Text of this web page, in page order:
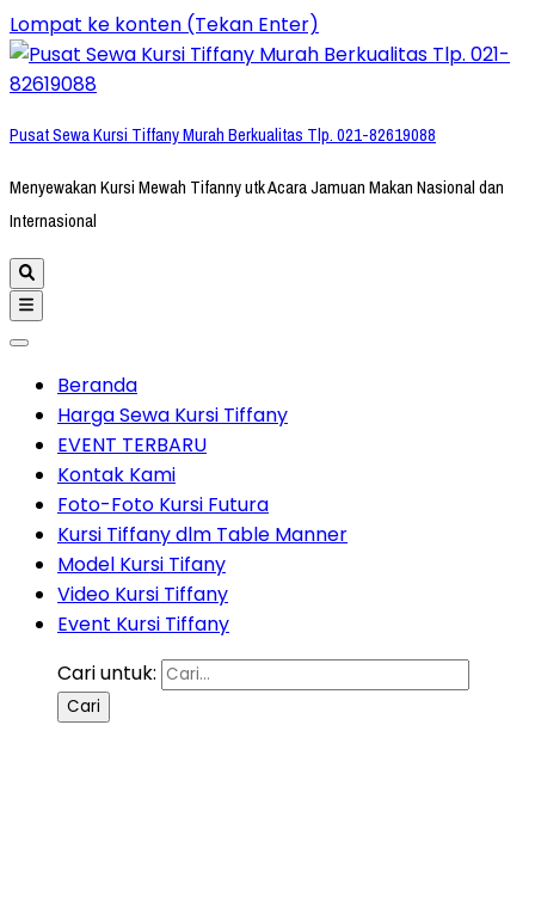
Lompat ke konten (Tekan Enter)
Pusat Sewa Kursi Tiffany Murah Berkualitas Tlp. 021-82619088
Menyewakan Kursi Mewah Tifanny utk Acara Jamuan Makan Nasional dan
Internasional
Beranda
Harga Sewa Kursi Tiffany
EVENT TERBARU
Kontak Kami
Foto-Foto Kursi Futura
Kursi Tiffany dlm Table Manner
Model Kursi Tifany
Video Kursi Tiffany
Event Kursi Tiffany
Cari untuk: